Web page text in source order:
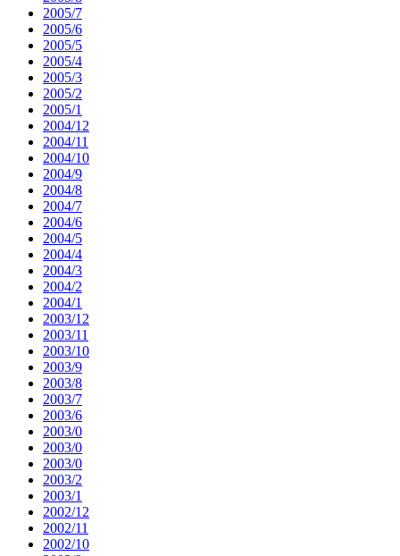
2005/7
2005/6
2005/5
2005/4
2005/3
2005/2
2005/1
2004/12
2004/11
2004/10
2004/9
2004/8
2004/7
2004/6
2004/5
2004/4
2004/3
2004/2
2004/1
2003/12
2003/11
2003/10
2003/9
2003/8
2003/7
2003/6
2003/0
2003/0
2003/0
2003/2
2003/1
2002/12
2002/11
2002/10